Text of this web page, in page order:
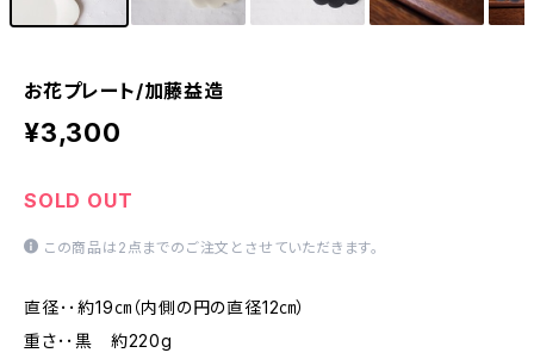
お花プレート/加藤益造
¥3,300
SOLD OUT
この商品は2点までのご注文とさせていただきます。
直径･･約19㎝（内側の円の直径12㎝）
重さ･･黒 約220g